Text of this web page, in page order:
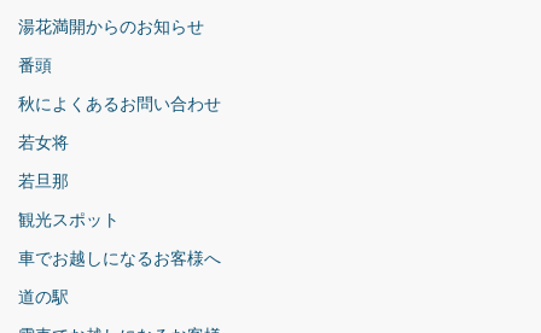
湯花満開からのお知らせ
番頭
秋によくあるお問い合わせ
若女将
若旦那
観光スポット
車でお越しになるお客様へ
道の駅